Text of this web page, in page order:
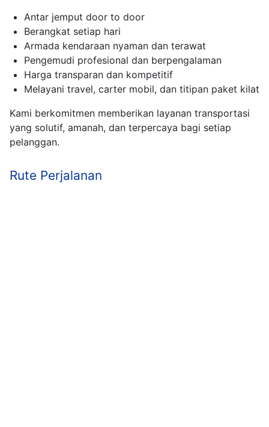
Antar jemput door to door
Berangkat setiap hari
Armada kendaraan nyaman dan terawat
Pengemudi profesional dan berpengalaman
Harga transparan dan kompetitif
Melayani travel, carter mobil, dan titipan paket kilat
Kami berkomitmen memberikan layanan transportasi
yang solutif, amanah, dan terpercaya bagi setiap
pelanggan.
Rute Perjalanan